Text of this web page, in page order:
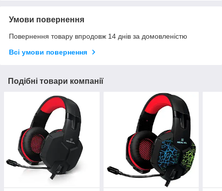
Умови повернення
Повернення товару впродовж 14 днів за домовленістю
Всі умови повернення
Подібні товари компанії